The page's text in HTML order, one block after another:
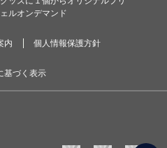
ルオンデマンド
内 個人情報保護方針
基づく表示